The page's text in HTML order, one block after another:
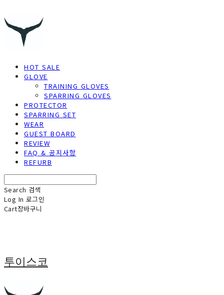
HOT SALE
GLOVE
TRAINING GLOVES
SPARRING GLOVES
PROTECTOR
SPARRING SET
WEAR
GUEST BOARD
REVIEW
FAQ & 공지사항
REFURB
Search 검색
Log In 로그인
Cart장바구니
투이스코